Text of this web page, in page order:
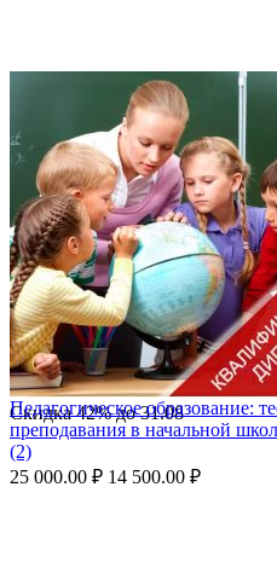
Скидка42%до31.08
Педагогическое образование:
преподавания в начальной
(2)
25 000.00 ₽ 14 500.00 ₽